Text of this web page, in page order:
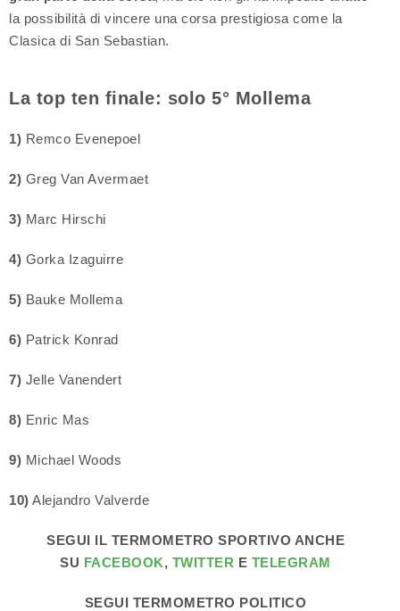
la possibilità di vincere una corsa prestigiosa come la
Clasica di San Sebastian.
La top ten finale: solo 5° Mollema
1) Remco Evenepoel
2) Greg Van Avermaet
3) Marc Hirschi
4) Gorka Izaguirre
5) Bauke Mollema
6) Patrick Konrad
7) Jelle Vanendert
8) Enric Mas
9) Michael Woods
10) Alejandro Valverde
SEGUI IL TERMOMETRO SPORTIVO ANCHE
SU FACEBOOK, TWITTER E TELEGRAM
SEGUI TERMOMETRO POLITICO